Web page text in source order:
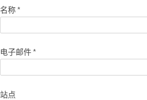
名称 *
电子邮件 *
站点